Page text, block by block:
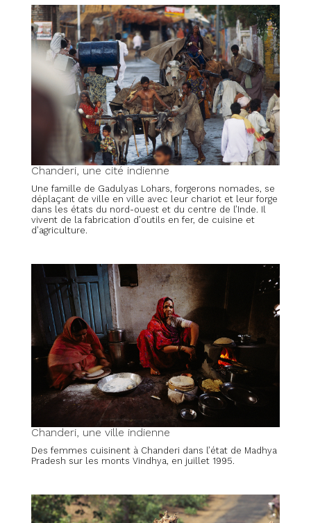
Chanderi, une cité indienne
Une famille de Gadulyas Lohars, forgerons nomades, se
déplaçant de ville en ville avec leur chariot et leur forge
dans les états du nord-ouest et du centre de l’Inde. Il
vivent de la fabrication d’outils en fer, de cuisine et
d’agriculture.
Chanderi, une ville indienne
Des femmes cuisinent à Chanderi dans l’état de Madhya
Pradesh sur les monts Vindhya, en juillet 1995.